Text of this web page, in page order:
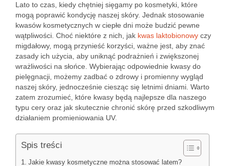
Lato to czas, kiedy chętniej sięgamy po kosmetyki, które
mogą poprawić kondycję naszej skóry. Jednak stosowanie
kwasów kosmetycznych w ciepłe dni może budzić pewne
wątpliwości. Choć niektóre z nich, jak kwas laktobionowy czy
migdałowy, mogą przynieść korzyści, ważne jest, aby znać
zasady ich użycia, aby uniknąć podrażnień i zwiększonej
wrażliwości na słońce. Wybierając odpowiednie kwasy do
pielęgnacji, możemy zadbać o zdrowy i promienny wygląd
naszej skóry, jednocześnie ciesząc się letnimi dniami. Warto
zatem zrozumieć, które kwasy będą najlepsze dla naszego
typu cery oraz jak skutecznie chronić skórę przed szkodliwym
działaniem promieniowania UV.
Spis treści
Jakie kwasy kosmetyczne można stosować latem?